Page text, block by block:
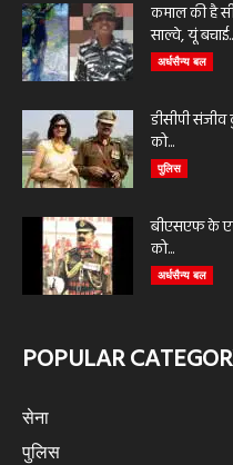
कमाल की है
साल्वे, यूं
अर्धसैन्य बल
डीसीपी
को...
पुलिस
बीएसएफ के
को...
अर्धसैन्य बल
POPULAR
सेना
पुलिस